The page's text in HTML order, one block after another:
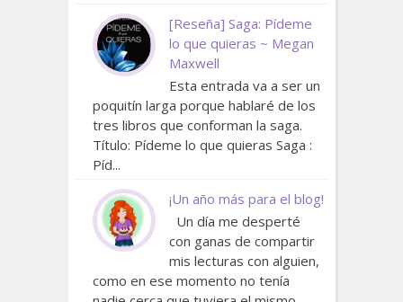
[Reseña] Saga: Pídeme
lo que quieras ~ Megan
Maxwell
Esta entrada va a ser un
poquitín larga porque hablaré de los
tres libros que conforman la saga.
Título: Pídeme lo que quieras Saga :
Píd...
¡Un año más para el blog!
Un día me desperté
con ganas de compartir
mis lecturas con alguien,
como en ese momento no tenía